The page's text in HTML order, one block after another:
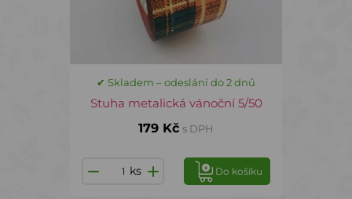
✔ Skladem – odeslání do 2 dnů
Stuha metalická vánoční 5/50
179 Kč s DPH
ks Do košíku